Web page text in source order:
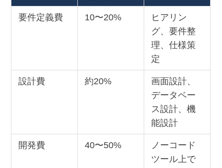
要件定義費 10〜20%
ヒアリン
グ、要件整
理、仕様策
定
設計費 約20%
画面設計、
データベー
ス設計、機
能設計
開発費 40〜50%
ノーコード
ツール上で